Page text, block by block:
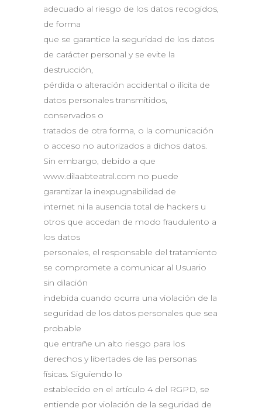
adecuado al riesgo de los datos recogidos,
de forma
que se garantice la seguridad de los datos
de carácter personal y se evite la
destrucción,
pérdida o alteración accidental o ilícita de
datos personales transmitidos,
conservados o
tratados de otra forma, o la comunicación
o acceso no autorizados a dichos datos.
Sin embargo, debido a que
www.dilaabteatral.com no puede
garantizar la inexpugnabilidad de
internet ni la ausencia total de hackers u
otros que accedan de modo fraudulento a
los datos
personales, el responsable del tratamiento
se compromete a comunicar al Usuario
sin dilación
indebida cuando ocurra una violación de la
seguridad de los datos personales que sea
probable
que entrañe un alto riesgo para los
derechos y libertades de las personas
físicas. Siguiendo lo
establecido en el artículo 4 del RGPD, se
entiende por violación de la seguridad de